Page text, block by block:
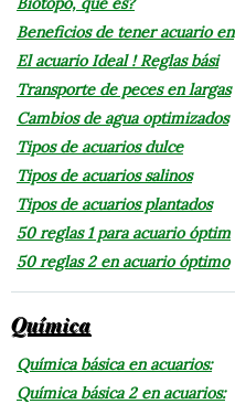
Beneficios de tener acuario en
El acuario Ideal ! Reglas bási
Transporte de peces en largas
Cambios de agua optimizados
Tipos de acuarios dulce
Tipos de acuarios salinos
Tipos de acuarios plantados
50 reglas 1 para acuario óptim
50 reglas 2 en acuario óptimo
Química
Química básica en acuarios:
Química básica 2 en acuarios: